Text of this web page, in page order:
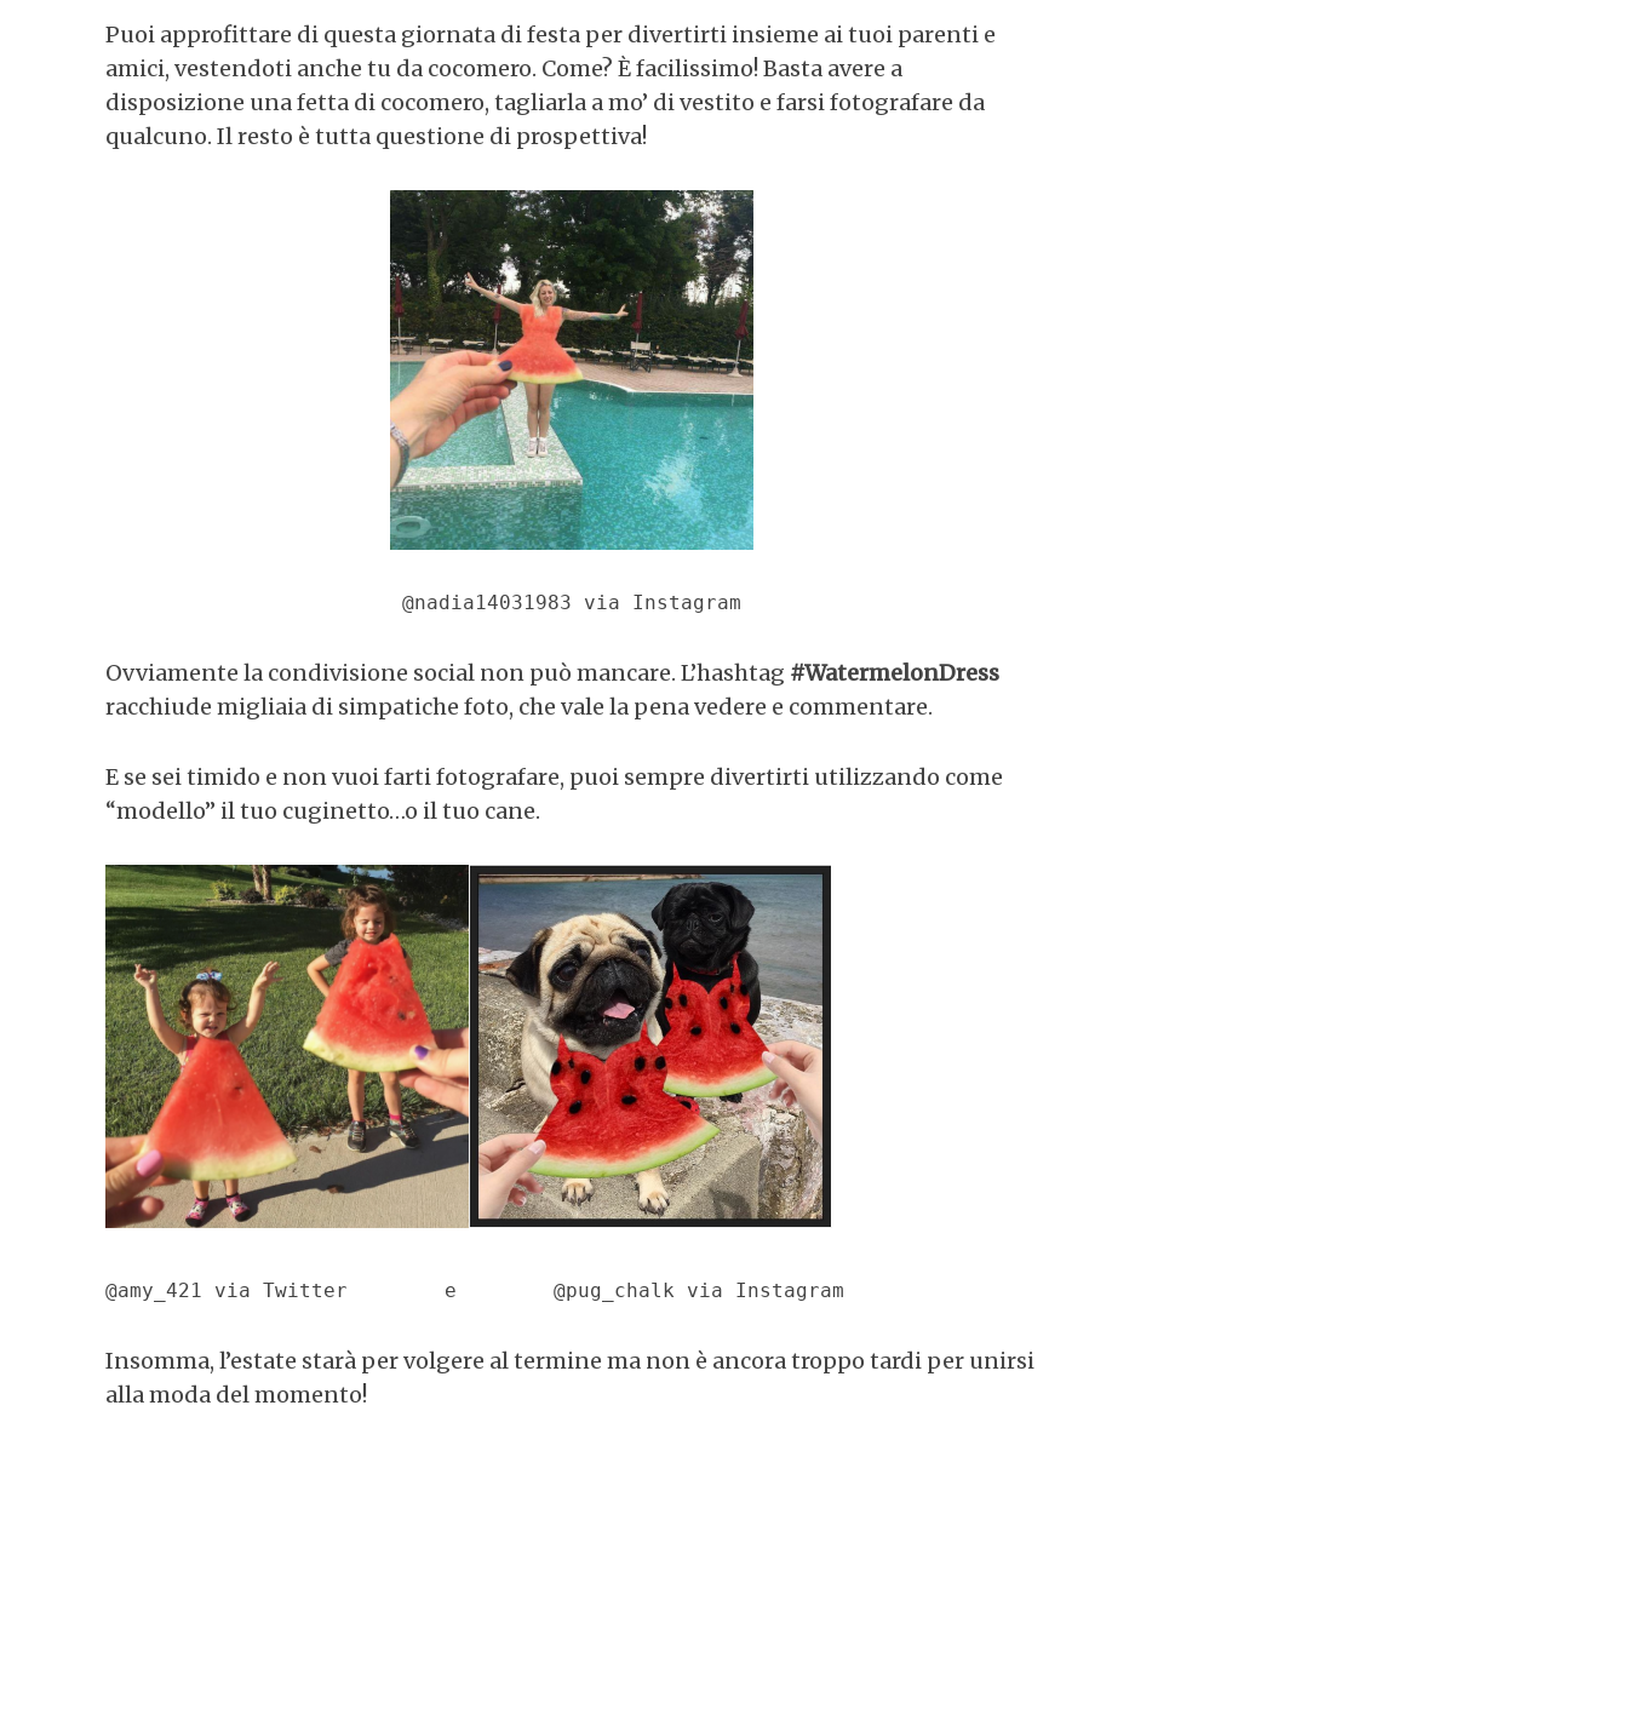
Puoi approfittare di questa giornata di festa per divertirti insieme ai tuoi parenti e
amici, vestendoti anche tu da cocomero. Come? È facilissimo! Basta avere a
disposizione una fetta di cocomero, tagliarla a mo’ di vestito e farsi fotografare da
qualcuno. Il resto è tutta questione di prospettiva!
@nadia14031983 via Instagram
Ovviamente la condivisione social non può mancare. L’hashtag #WatermelonDress
racchiude migliaia di simpatiche foto, che vale la pena vedere e commentare.
E se sei timido e non vuoi farti fotografare, puoi sempre divertirti utilizzando come
“modello” il tuo cuginetto…o il tuo cane.
@amy_421 via Twitter        e        @pug_chalk via Instagram
Insomma, l’estate starà per volgere al termine ma non è ancora troppo tardi per unirsi
alla moda del momento!